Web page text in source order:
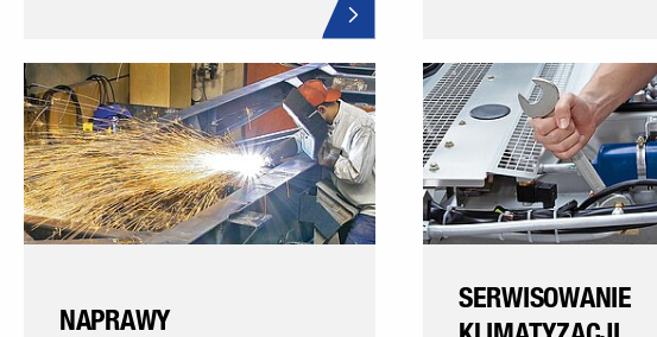
NAPRAWY
SERWISOWANIE